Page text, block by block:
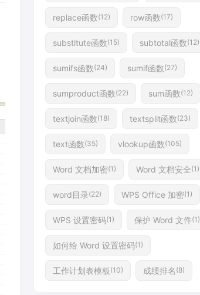
replace函数(12) row函数(17)
substitute函数(15) subtotal函数(12)
sumifs函数(24) sumif函数(27)
sumproduct函数(22) sum函数(12)
textjoin函数(18) textsplit函数(23)
text函数(35) vlookup函数(105)
Word 文档加密(1) Word 文档安全(1)
word目录(22) WPS Office 加密(1)
WPS 设置密码(1) 保护 Word 文件(1)
如何给 Word 设置密码(1)
工作计划表模板 (10) 成绩排名 (8)